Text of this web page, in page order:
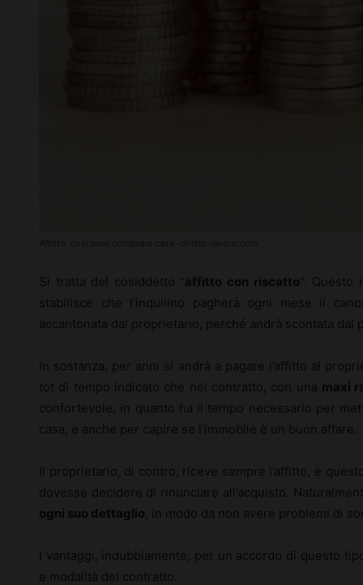
Si tratta del cosiddetto “ affitto con riscatto“.
stabilisce che l’inquilino pagherà ogni mese il
accantonata dal proprietario, perché andrà scontata dal
In sostanza, per anni si andrà a pagare l’affitto al
tot di tempo indicato che nel contratto, con una maxi
confortevole, in quanto ha il tempo necessario per
casa, e anche per capire se l’immobile è un buon affare.
Il proprietario, di contro, riceve sempre l’affitto, e
dovesse decidere di rinunciare all’acquisto.
ogni suo dettaglio , in modo da non avere problemi di
I vantaggi, indubbiamente, per un accordo di questo
e modalità del contratto.